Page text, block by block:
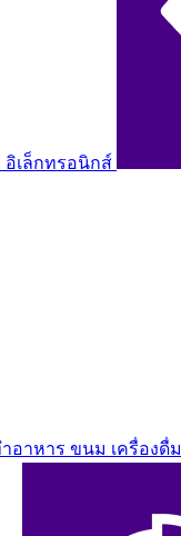
อิเล็กทรอนิกส์
อาหาร ขนม เครื่องดื่ม